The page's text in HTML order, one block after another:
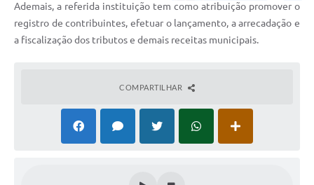
Ademais, a referida instituição tem como atribuição promover o
registro de contribuintes, efetuar o lançamento, a arrecadação e
a fiscalização dos tributos e demais receitas municipais.
COMPARTILHAR